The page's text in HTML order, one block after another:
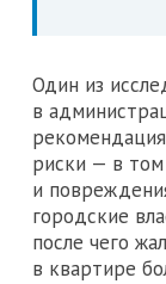
Один из
в
риски — в
и
городские
после чего
в квартире